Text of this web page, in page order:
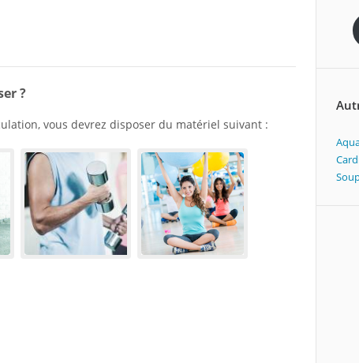
?
vous devrez disposer du matériel suivant :